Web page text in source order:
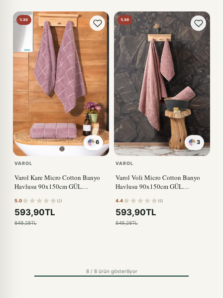
%30
6
VAROL
Varol Kare Micro Cotton Banyo
Havlusu 90x150cm GÜL
5.0 (2)
593,90TL
849,28TL
%30
3
VAROL
Varol Voli Micro Cotton Banyo
Havlusu 90x150cm GÜL
4.4 (5)
593,90TL
849,28TL
8 / 8 ürün gösteriliyor